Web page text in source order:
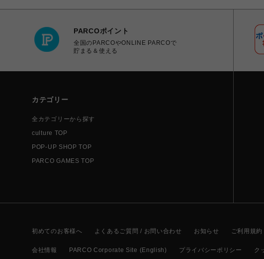
PARCOポイント
全国のPARCOやONLINE PARCOで
貯まる＆使える
カテゴリー
全カテゴリーから探す
culture TOP
POP-UP SHOP TOP
PARCO GAMES TOP
初めてのお客様へ よくあるご質問 / お問い合わせ お知らせ ご利用規約
会社情報 PARCO Corporate Site (English) プライバシーポリシー ク